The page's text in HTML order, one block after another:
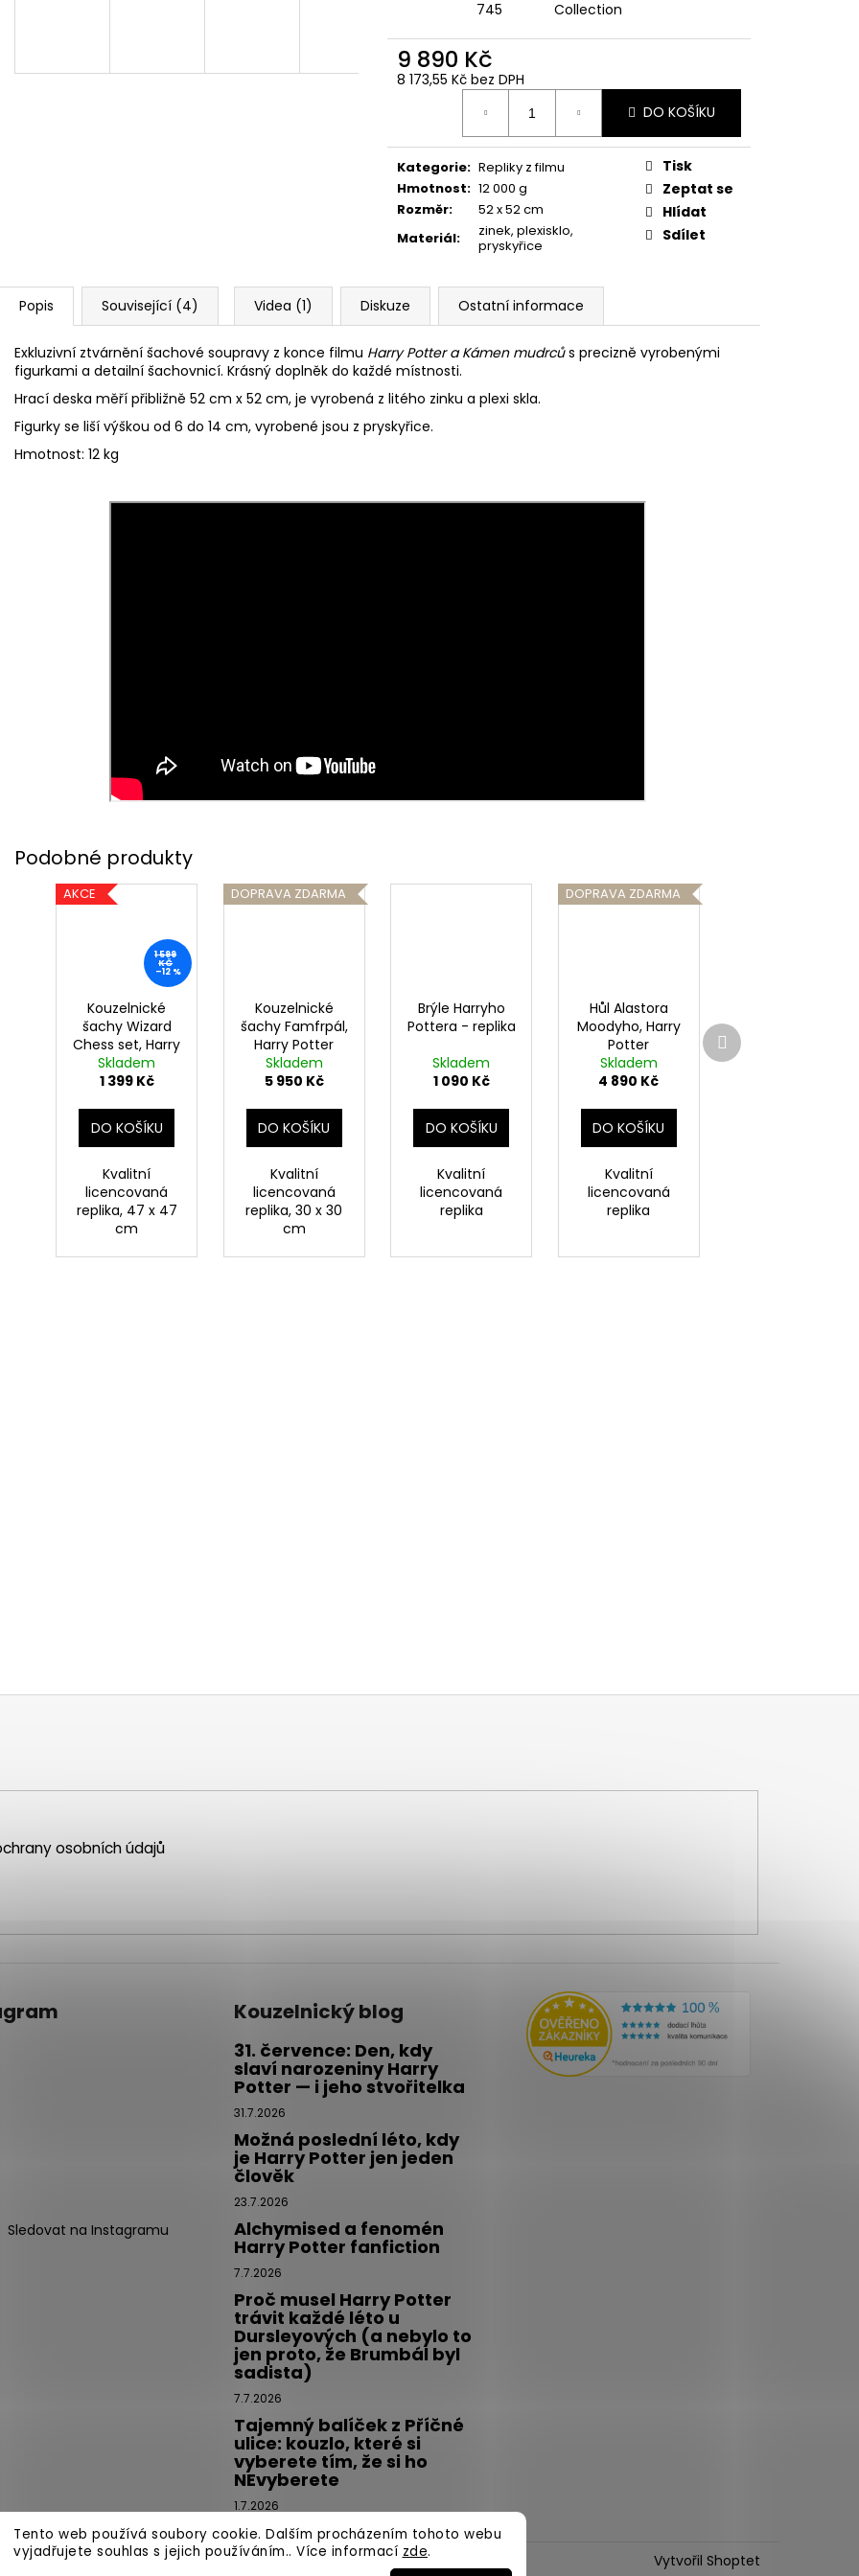
Tento web používá soubory cookie. Dalším procházením tohoto webu
vyjadřujete souhlas s jejich používáním.. Více informací zde.
745
Collection
9 890 Kč
8 173,55 Kč bez DPH
DO KOŠÍKU
Kategorie: Repliky z filmu
Hmotnost: 12 000 g
Rozměr:
52 x 52 cm
Materiál:
zinek, plexisklo,
pryskyřice
Tisk
Zeptat se
Hlídat
Sdílet
Popis Související (4) Videa (1) Diskuze Ostatní informace
Exkluzivní ztvárnění šachové soupravy z konce filmu Harry Potter a Kámen mudrcůs precizně vyrobenými
figurkami a detailní šachovnicí. Krásný doplněk do každé místnosti.
Hrací deska měří přibližně 52 cm x 52 cm, je vyrobená z litého zinku a plexi skla.
Figurky se liší výškou od 6 do 14 cm, vyrobené jsou z pryskyřice.
Hmotnost: 12 kg
AKCE
1 599
KČ
–12 %
Kouzelnické
šachy Wizard
Chess set, Harry
Potter
Skladem
1 399 Kč
DO KOŠÍKU
Kvalitní
licencovaná
replika, 47 x 47
cm
DOPRAVA ZDARMA
Kouzelnické
šachy Famfrpál,
Harry Potter
Skladem
5 950 Kč
DO KOŠÍKU
Kvalitní
licencovaná
replika, 30 x 30
cm
Brýle Harryho
Pottera - replika
Skladem
1 090 Kč
DO KOŠÍKU
Kvalitní
licencovaná
replika
DOPRAVA ZDARMA
Hůl Alastora
Moodyho, Harry
Potter
Skladem
4 890 Kč
DO KOŠÍKU
Kvalitní
licencovaná
replika
Další
produkt
TAJEMNÝ BALÍČEK Z PŘÍČNÉ ULICE
499 Kč
osobních údajů
Sledovat na Instagramu
Kouzelnický blog
31. července: Den, kdy
slaví narozeniny Harry
Potter — i jeho stvořitelka
31.7.2026
Možná poslední léto, kdy
je Harry Potter jen jeden
člověk
23.7.2026
Alchymised a fenomén
Harry Potter fanfiction
7.7.2026
Proč musel Harry Potter
trávit každé léto u
Dursleyových (a nebylo to
jen proto, že Brumbál byl
sadista)
7.7.2026
Tajemný balíček z Příčné
ulice: kouzlo, které si
vyberete tím, že si ho
NEvyberete
1.7.2026
Vytvořil Shoptet